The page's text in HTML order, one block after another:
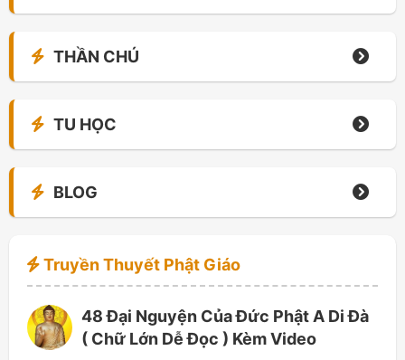
THẦN CHÚ
TU HỌC
BLOG
Truyền Thuyết Phật Giáo
48 Đại Nguyện Của Đức Phật A Di Đà
( Chữ Lớn Dễ Đọc ) Kèm Video